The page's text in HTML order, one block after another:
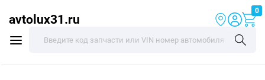
avtolux31.ru
0